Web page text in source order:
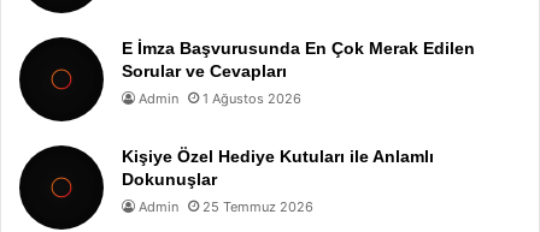
E İmza Başvurusunda En Çok Merak Edilen
Sorular ve Cevapları
Admin 1 Ağustos 2026
Kişiye Özel Hediye Kutuları ile Anlamlı
Dokunuşlar
Admin 25 Temmuz 2026